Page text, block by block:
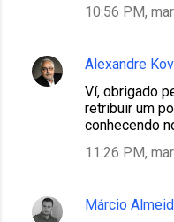
10:56 PM,
Alexandre
Ví, obrigado
retribuir um
conhecendo
11:26 PM,
Márcio